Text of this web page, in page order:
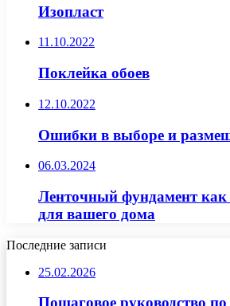
Изопласт
11.10.2022
Поклейка обоев
12.10.2022
Ошибки в выборе и
06.03.2024
Ленточный фундамент как
для вашего дома
Последние записи
25.02.2026